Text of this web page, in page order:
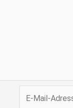
Mail-